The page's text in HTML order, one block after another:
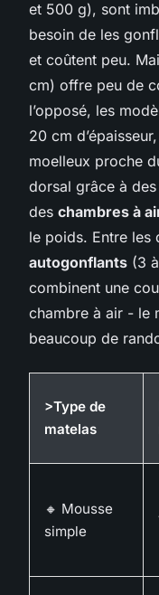
et 500 g), sont
besoin de les
et coûtent peu.
cm) offre peu de
l’opposé, les
20 cm
moelleux proche
dorsal grâce à des
des chambres à
le poids. Entre les
autogonflants (3
combinent une
chambre à air - le
beaucoup de
>Type de
matelas
🔸 Mousse
simple